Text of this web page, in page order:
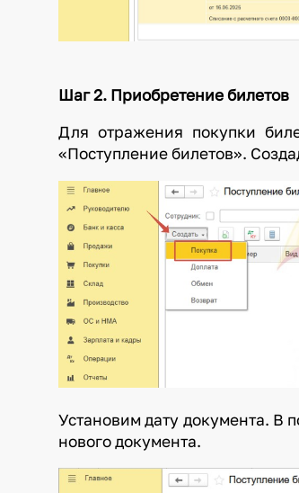
Шаг 2. Приобретение билетов
Для отражения покупки
«Поступление билетов».
Установим дату документа. В
нового документа.